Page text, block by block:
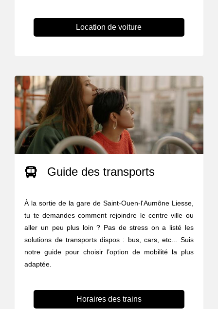
Location de voiture
Guide des transports
À la sortie de la gare de Saint-Ouen-l'Aumône Liesse,
tu te demandes comment rejoindre le centre ville ou
aller un peu plus loin ? Pas de stress on a listé les
solutions de transports dispos : bus, cars, etc... Suis
notre guide pour choisir l’option de mobilité la plus
adaptée.
Horaires des trains